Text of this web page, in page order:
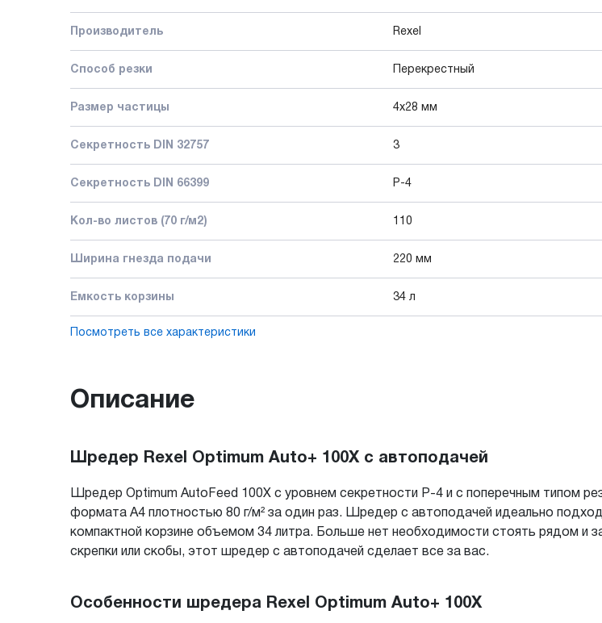
Производитель Rexel
Способ резки Перекрестный
Размер частицы 4x28 мм
Секретность DIN 32757 3
Секретность DIN 66399 P-4
Кол-во листов (70 г/м2) 110
Ширина гнезда подачи 220 мм
Емкость корзины 34 л
Посмотреть все характеристики
Описание
Шредер Rexel Optimum Auto+ 100X с автоподачей
Шредер Optimum AutoFeed 100X с уровнем секретности P-4 и с поперечным типом
формата А4 плотностью 80 г/м² за один раз. Шредер с автоподачей идеально
компактной корзине объемом 34 литра. Больше нет необходимости стоять рядом и
скрепки или скобы, этот шредер с автоподачей сделает все за вас.
Особенности шредера Rexel Optimum Auto+ 100X